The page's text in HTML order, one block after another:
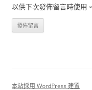
以供下次發佈留言時使用。
本站採用 WordPress 建置